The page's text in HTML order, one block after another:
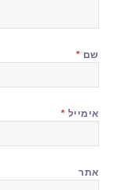
שם *
אימייל *
אתר